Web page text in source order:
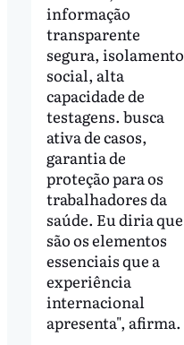
informação
transparente
segura, isolamento
social, alta
capacidade de
testagens. busca
ativa de casos,
garantia de
proteção para os
trabalhadores da
saúde. Eu diria que
são os elementos
essenciais que a
experiência
internacional
apresenta", afirma.